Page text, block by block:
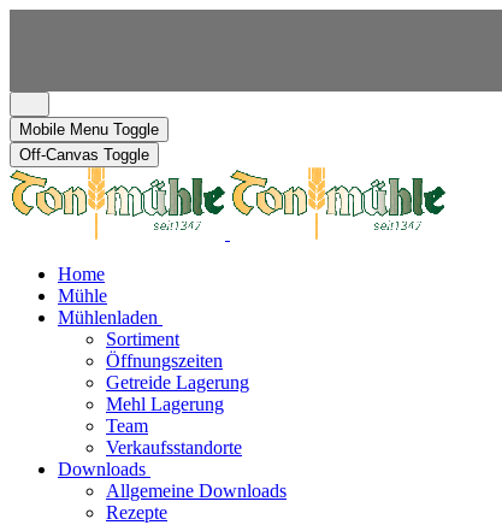
Mobile Menu Toggle
Off-Canvas Toggle
Home
Mühle
Mühlenladen
Sortiment
Öffnungszeiten
Getreide Lagerung
Mehl Lagerung
Team
Verkaufsstandorte
Downloads
Allgemeine Downloads
Rezepte